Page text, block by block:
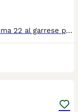
Disponibili due fratellini mini toy mamma 22 al garrese papà tea cup 17 al garrese entrambi i genitori visibili